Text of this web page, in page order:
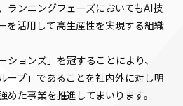
ランニングフェーズにおいてもAI技
を活用して高生産性を実現する組織
ションズ」を冠することにより、
ープ」であることを社内外に対し明
た事業を推進してまいります。